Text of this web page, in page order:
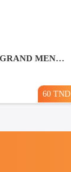
OFFRE FEMME POUR GRAND MENAGE PAR JOUR A Bardo
60 TND